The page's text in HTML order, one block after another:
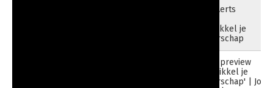
Joël Aerts
Ontwikkel je
leiderschap
Boek preview
'Ontwikkel je
leiderschap' | Joël